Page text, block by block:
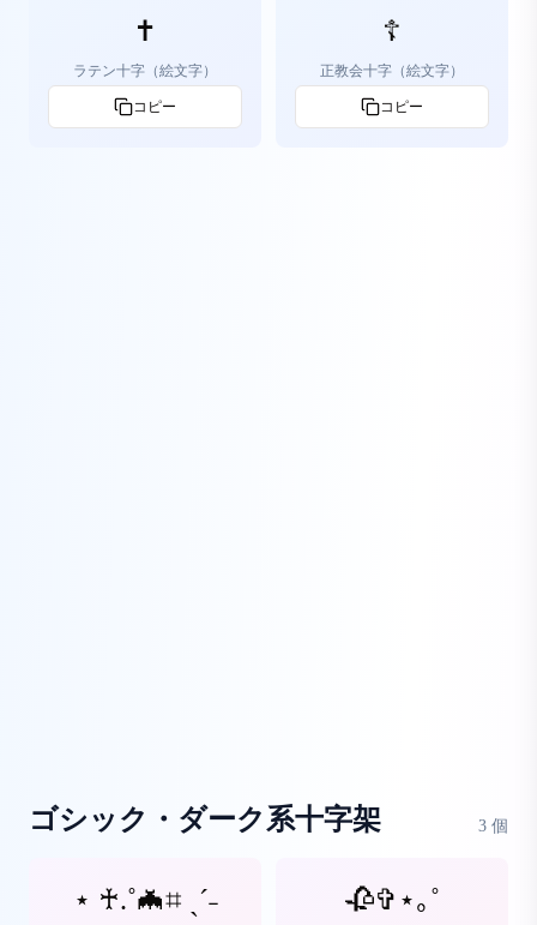
✝️
ラテン十字（絵文字）
コピー
☦️
正教会十字（絵文字）
コピー
ゴシック・ダーク系十字架 3 個
⋆ ♰.˚🦇⌗ ˎˊ˗ 🥀✞⋆｡˚